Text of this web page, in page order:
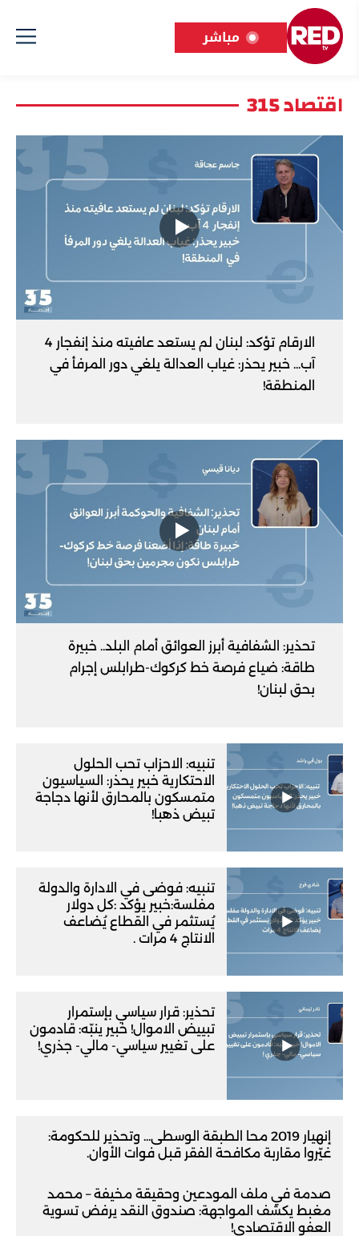
مباشر
اقتصاد 315
الارقام تؤكد: لبنان لم يستعد عافيته منذ إنفجار 4
آب... خبير يحذر: غياب العدالة يلغي دور المرفأ في
المنطقة!
تحذير: الشفافية أبرز العوائق أمام البلد.. خبيرة
طاقة: ضياع فرصة خط كركوك-طرابلس إجرام
بحق لبنان!
تنبيه: الاحزاب تحب الحلول
الاحتكارية خبير يحذر: السياسيون
متمسكون بالمحارق لأنها دجاجة
تبيض ذهبا!
تنبيه: فوضى في الادارة والدولة
مفلسة:خبير يؤكد :كل دولار
يُستثمر في القطاع يُضاعف
الانتاج 4 مرات .
تحذير: قرار سياسي بإستمرار
تبييض الاموال! خبير ينبّه: قادمون
على تغيير سياسي- مالي- جذري!
إنهيار 2019 محا الطبقة الوسطى... وتحذير للحكومة:
غيّروا مقاربة مكافحة الفقر قبل فوات الأوان.
صدمة في ملف المودعين وحقيقة مخيفة – محمد
مغبط يكشف المواجهة: صندوق النقد يرفض تسوية
العفو الاقتصادي!